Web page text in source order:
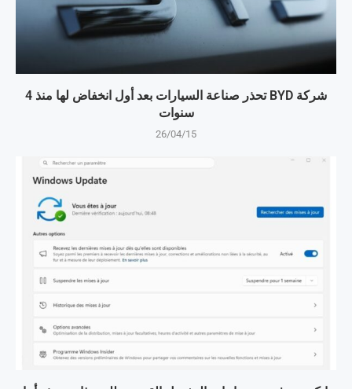
شركة BYD تحذر صناعة السيارات بعد أول انخفاض لها منذ 4
سنوات
26/04/15